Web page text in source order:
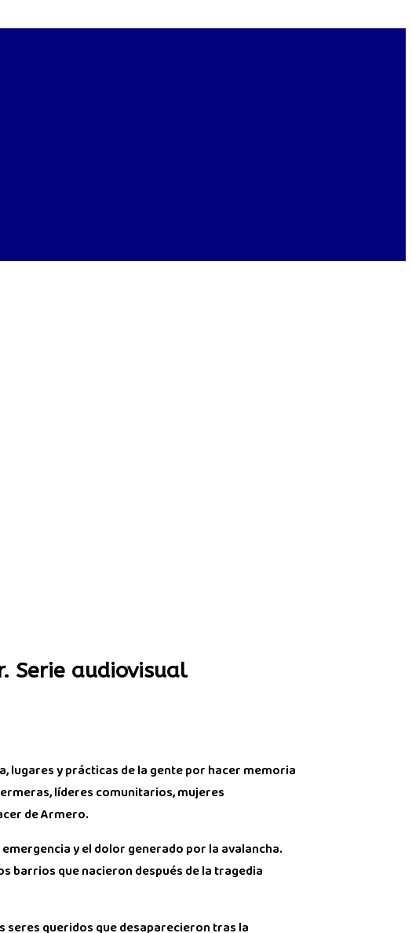
Serie audiovisual
lugares y prácticas de la gente por hacer memoria
líderes comunitarios, mujeres
de Armero.
y el dolor generado por la avalancha.
barrios que nacieron después de la tragedia
seres queridos que desaparecieron tras la